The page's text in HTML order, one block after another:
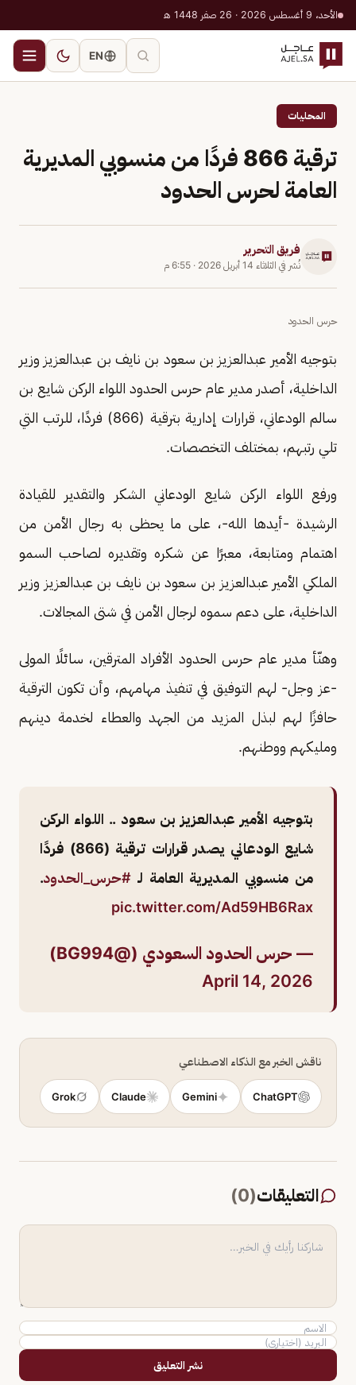
الأحد، 9 أغسطس 2026 · 26 صفر 1448 هـ
EN
المحليات
ترقية 866 فردًا من منسوبي المديرية
العامة لحرس الحدود
فريق التحرير
نُشر في الثلاثاء 14 أبريل 2026 · 6:55 م
حرس الحدود
بتوجيه الأمير عبدالعزيز بن سعود بن نايف بن عبدالعزيز وزير
الداخلية، أصدر مدير عام حرس الحدود اللواء الركن شايع بن
سالم الودعاني، قرارات إدارية بترقية (866) فردًا، للرتب التي
تلي رتبهم، بمختلف التخصصات.
ورفع اللواء الركن شايع الودعاني الشكر والتقدير للقيادة
الرشيدة -أيدها الله-، على ما يحظى به رجال الأمن من
اهتمام ومتابعة، معبرًا عن شكره وتقديره لصاحب السمو
الملكي الأمير عبدالعزيز بن سعود بن نايف بن عبدالعزيز وزير
الداخلية، على دعم سموه لرجال الأمن في شتى المجالات.
وهنّأ مدير عام حرس الحدود الأفراد المترقين، سائلًا المولى
-عز وجل- لهم التوفيق في تنفيذ مهامهم، وأن تكون الترقية
حافزًا لهم لبذل المزيد من الجهد والعطاء لخدمة دينهم
ومليكهم ووطنهم.
بتوجيه الأمير عبدالعزيز بن سعود .. اللواء الركن
شايع الودعاني يصدر قرارات ترقية (866) فردًا
من منسوبي المديرية العامة لـ #حرس_الحدود.
pic.twitter.com/Ad59HB6Rax
— حرس الحدود السعودي (@BG994)
April 14, 2026
ناقش الخبر مع الذكاء الاصطناعي
ChatGPT
Gemini
Claude
Grok
التعليقات(
0
)
نشر التعليق